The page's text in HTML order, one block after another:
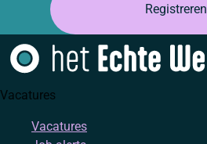
Registreren
Vacatures
Vacatures